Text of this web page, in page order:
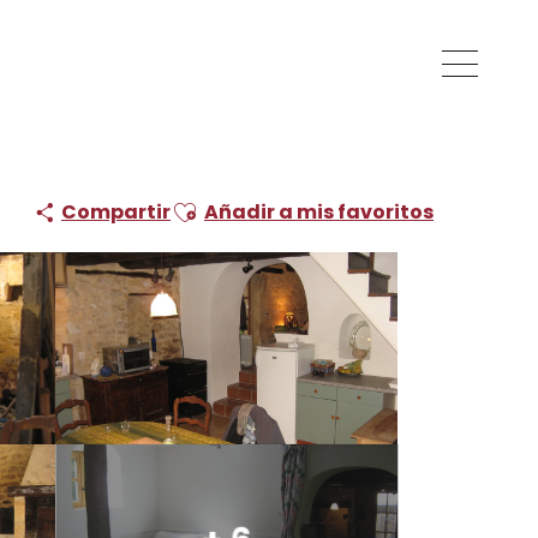
CompartirAjouter aux favoris
Añadir a mis favoritos